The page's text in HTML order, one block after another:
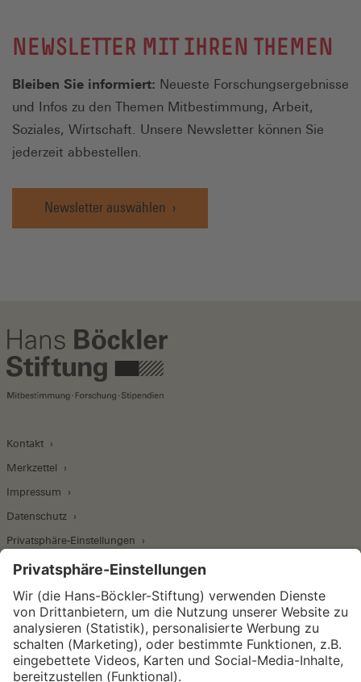
NEWSLETTER MIT IHREN THEMEN
Bleiben Sie informiert: Neueste Forschungsergebnisse
und Infos zu den Themen Mitbestimmung, Arbeit,
Soziales, Wirtschaft. Unsere Newsletter können Sie
jederzeit abbestellen.
Newsletter auswählen
Kontakt
Merkzettel
Impressum
Datenschutz
Privatsphäre-Einstellungen
Wirtschafts- und Sozialwissenschaftliches Institut
Institut für Makroökonomie und